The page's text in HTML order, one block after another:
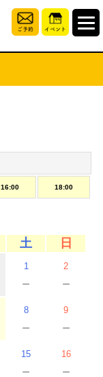
16:00 18:00
土 日
1
－
2
－
8
－
9
－
15
－
16
－